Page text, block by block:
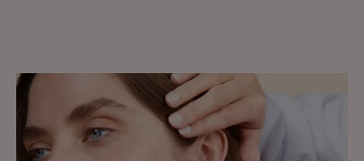
探
得
到
舒